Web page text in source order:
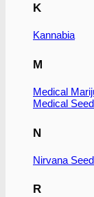
K
Kannabia
M
Medical
Medical
N
Nirvana
R